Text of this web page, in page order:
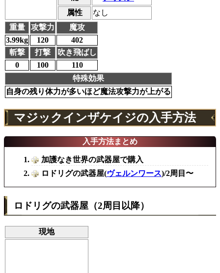
属性
なし
重量
攻撃力
魔攻
3.99kg
120
402
斬撃
打撃
吹き飛ばし
0
100
110
特殊効果
自身の残り体力が多いほど魔法攻撃力が上がる
マジックインザケイジの入手方法
入手方法まとめ
加護なき世界の武器屋で購入
ロドリグの武器屋(ヴェルンワース)/2周目〜
ロドリグの武器屋（2周目以降）
現地